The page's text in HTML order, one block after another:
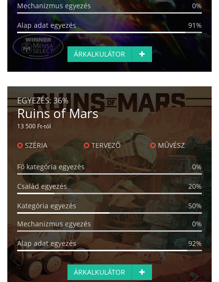
Mechanizmus egyezés
0%
Alap adat egyezés 91%
ÁRKALKULÁTOR
EGYEZÉS: 36%
Ruins of Mars
13 500 Ft-tól
SZÉRIA TERVEZŐ MŰVÉSZ
Fő kategória egyezés 0%
Család egyezés 20%
Kategória egyezés
50%
Mechanizmus egyezés
0%
Alap adat egyezés 92%
ÁRKALKULÁTOR